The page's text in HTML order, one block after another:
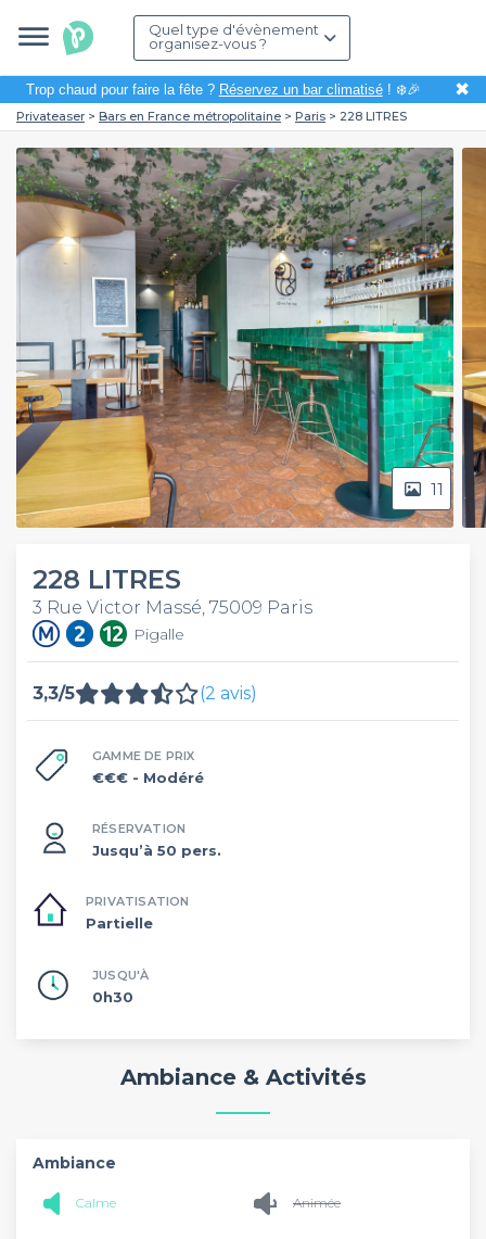
Quel type d'évènement
organisez-vous ?
Trop chaud pour faire la fête ? Réservez un bar climatisé! ❄️🎉 ✖
Privateaser Bars en France métropolitaine Paris 228 LITRES
11
228 LITRES
3 Rue Victor Massé, 75009 Paris
Pigalle
3,3/5 (2 avis)
GAMME DE PRIX
€€€ - Modéré
RÉSERVATION
Jusqu’à 50 pers.
PRIVATISATION
Partielle
JUSQU'À
0h30
Ambiance & Activités
Ambiance
Calme Animée